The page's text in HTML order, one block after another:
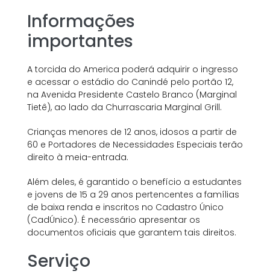
Informações
importantes
A torcida do America poderá adquirir o ingresso
e acessar o estádio do Canindé pelo portão 12,
na Avenida Presidente Castelo Branco (Marginal
Tietê), ao lado da Churrascaria Marginal Grill.
Crianças menores de 12 anos, idosos a partir de
60 e Portadores de Necessidades Especiais terão
direito à meia-entrada.
Além deles, é garantido o benefício a estudantes
e jovens de 15 a 29 anos pertencentes a famílias
de baixa renda e inscritos no Cadastro Único
(CadÚnico). É necessário apresentar os
documentos oficiais que garantem tais direitos.
Serviço